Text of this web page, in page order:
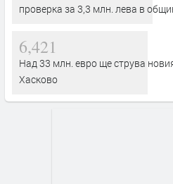
проверка за 3,3 млн. лева в
6,421
Над 33 млн. евро ще струва
Хасково